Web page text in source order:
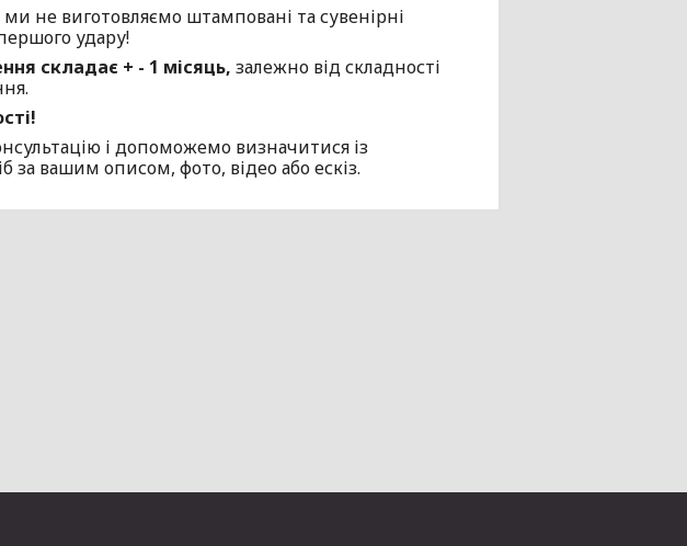
ми не виготовляємо штамповані та сувенірні
удару!
складає + - 1 місяць, залежно від складності
і допоможемо визначитися із
вашим описом, фото, відео або ескіз.